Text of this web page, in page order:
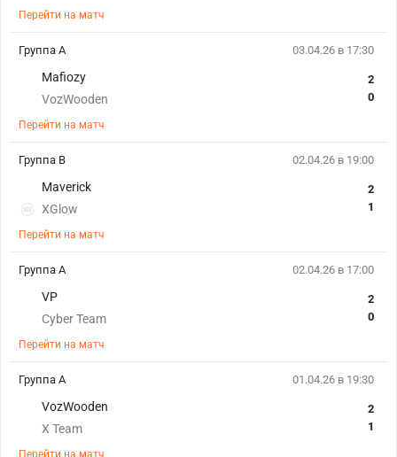
Перейти на матч
03.04.26 в 17:30
Mafiozy
VozWooden
2
0
Перейти на матч
Группа A
02.04.26 в 19:00
Maverick
XGlow
2
1
Перейти на матч
Группа B
02.04.26 в 17:00
VP
Cyber Team
2
0
Перейти на матч
Группа A
01.04.26 в 19:30
VozWooden
X Team
2
1
Перейти на матч
Группа A